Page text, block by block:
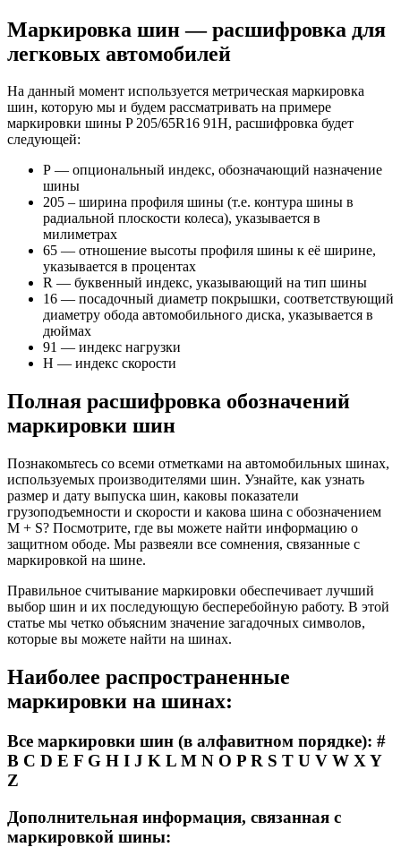
Маркировка шин — расшифровка для
легковых автомобилей
На данный момент используется метрическая маркировка
шин, которую мы и будем рассматривать на примере
маркировки шины P 205/65R16 91H, расшифровка будет
следующей:
Р — опциональный индекс, обозначающий назначение
шины
205 – ширина профиля шины (т.е. контура шины в
радиальной плоскости колеса), указывается в
милиметрах
65 — отношение высоты профиля шины к её ширине,
указывается в процентах
R — буквенный индекс, указывающий на тип шины
16 — посадочный диаметр покрышки, соответствующий
диаметру обода автомобильного диска, указывается в
дюймах
91 — индекс нагрузки
H — индекс скорости
Полная расшифровка обозначений
маркировки шин
Познакомьтесь со всеми отметками на автомобильных шинах,
используемых производителями шин. Узнайте, как узнать
размер и дату выпуска шин, каковы показатели
грузоподъемности и скорости и какова шина с обозначением
M + S? Посмотрите, где вы можете найти информацию о
защитном ободе. Мы развеяли все сомнения, связанные с
маркировкой на шине.
Правильное считывание маркировки обеспечивает лучший
выбор шин и их последующую бесперебойную работу. В этой
статье мы четко объясним значение загадочных символов,
которые вы можете найти на шинах.
Наиболее распространенные
маркировки на шинах:
Все маркировки шин (в алфавитном порядке): #
В С D Е F G Н I J K L M N O P R S T U V W X Y
Z
Дополнительная информация, связанная с
маркировкой шины: